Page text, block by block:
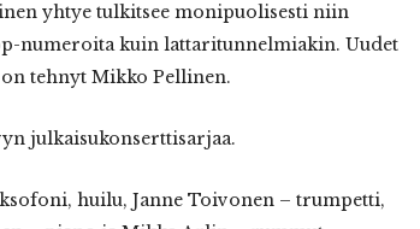
yhtye tulkitsee monipuolisesti niin
numeroita kuin lattaritunnelmiakin. Uudet
tehnyt Mikko Pellinen.
julkaisukonserttisarjaa.
huilu, Janne Toivonen – trumpetti,